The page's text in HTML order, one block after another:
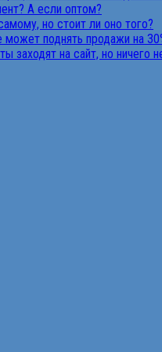
А если оптом?
но стоит ли оно того?
может поднять продажи на
заходят на сайт, но ничего